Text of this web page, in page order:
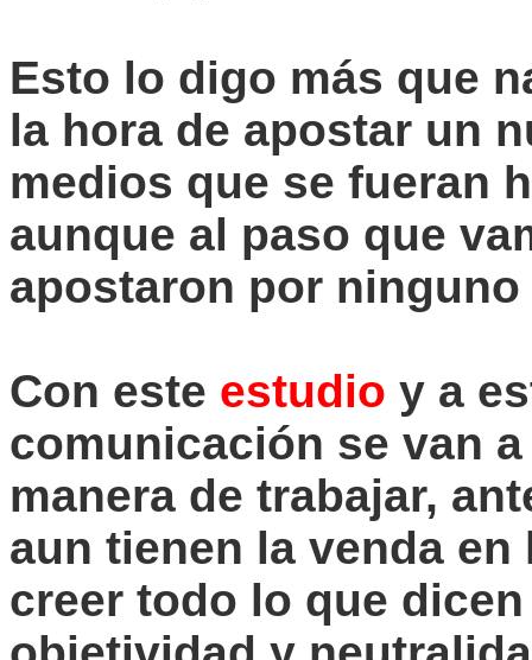
Esto lo digo más que
la hora de apostar un
medios que se fueran
aunque al paso que
apostaron por
Con este estudio y a
comunicación se van
manera de trabajar,
aun tienen la venda
creer todo lo que